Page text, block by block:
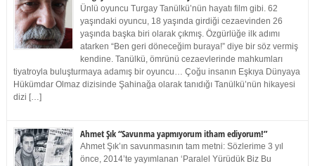
Ünlü oyuncu Turgay Tanülkü’nün hayatı film gibi. 62
yaşındaki oyuncu, 18 yaşında girdiği cezaevinden 26
yaşında başka biri olarak çıkmış. Özgürlüğe ilk adımı
atarken “Ben geri döneceğim buraya!” diye bir söz vermiş
kendine. Tanülkü, ömrünü cezaevlerinde mahkumları
tiyatroyla buluşturmaya adamış bir oyuncu… Çoğu insanın Eşkıya Dünyaya
Hükümdar Olmaz dizisinde Şahinağa olarak tanıdığı Tanülkü’nün hikayesi
dizi […]
Ahmet Şık “Savunma yapmıyorum itham ediyorum!”
Ahmet Şık’ın savunmasının tam metni: Sözlerime 3 yıl
önce, 2014’te yayımlanan ‘Paralel Yürüdük Biz Bu